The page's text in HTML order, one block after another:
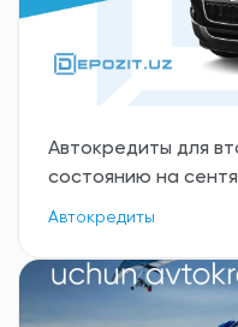
Автокредиты для
состоянию на
Автокредиты